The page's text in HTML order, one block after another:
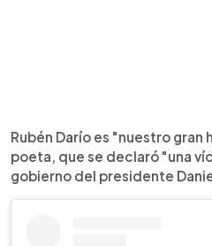
Rubén Darío es "nuestro gran
poeta, que se declaró "una
gobierno del presidente